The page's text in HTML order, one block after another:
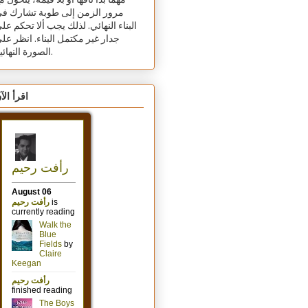
مرور الزمن إلى طوبة تشارك
البناء النهائي. لذلك يجب ألا تحكم
جدار غير مكتمل البناء. انظر
الصورة النهائية.
اقرأ